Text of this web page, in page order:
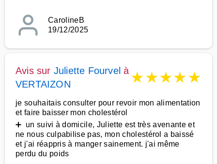
CarolineB
19/12/2025
Avis sur Juliette Fourvel à
VERTAIZON
★★★★★
je souhaitais consulter pour revoir mon alimentation
et faire baisser mon cholestérol
➕ un suivi à domicile, Juliette est très avenante et
ne nous culpabilise pas, mon cholestérol a baissé
et j'ai réappris à manger sainement. j'ai même
perdu du poids